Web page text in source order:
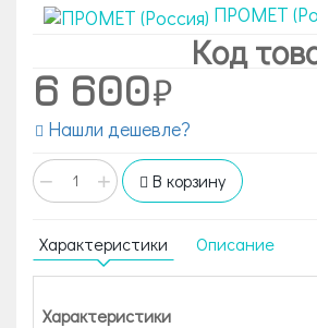
ПРОМЕТ
Код
6 600
Нашли дешевле?
− + В корзину
Характеристики Описание
Характеристики